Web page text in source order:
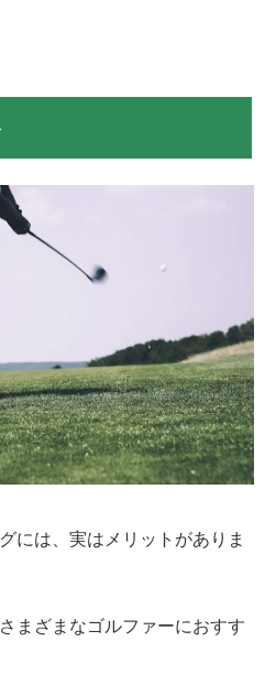
には、実はメリットがありま
まざまなゴルファーにおすす